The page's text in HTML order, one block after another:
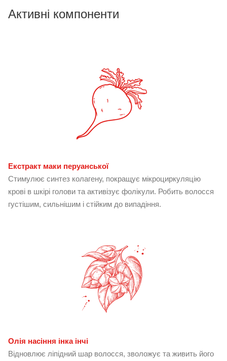
Активні компоненти
Екстракт маки перуанської
Стимулює синтез колагену, покращує мікроциркуляцію
крові в шкірі голови та активізує фолікули. Робить волосся
густішим, сильнішим і стійким до випадіння.
Олія насіння інка інчі
Відновлює ліпідний шар волосся, зволожує та живить його